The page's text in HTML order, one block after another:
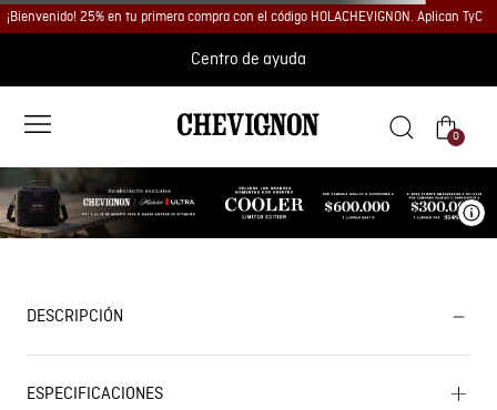
¡Bienvenido! 25% en tu primera compra con el código HOLACHEVIGNON. Aplican TyC
Centro de ayuda
0
DESCRIPCIÓN
ESPECIFICACIONES